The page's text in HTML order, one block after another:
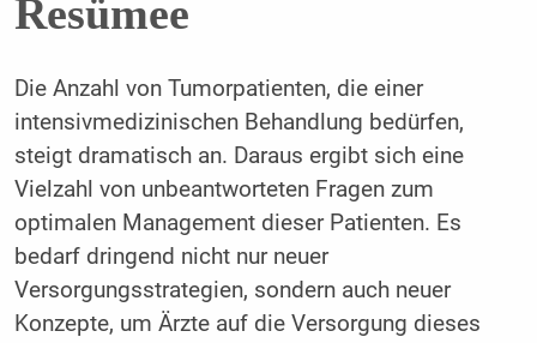
Resümee
Die Anzahl von Tumorpatienten, die einer
intensivmedizinischen Behandlung bedürfen,
steigt dramatisch an. Daraus ergibt sich eine
Vielzahl von unbeantworteten Fragen zum
optimalen Management dieser Patienten. Es
bedarf dringend nicht nur neuer
Versorgungsstrategien, sondern auch neuer
Konzepte, um Ärzte auf die Versorgung dieses